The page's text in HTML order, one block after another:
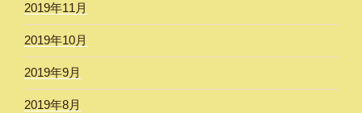
2019年11月
2019年10月
2019年9月
2019年8月